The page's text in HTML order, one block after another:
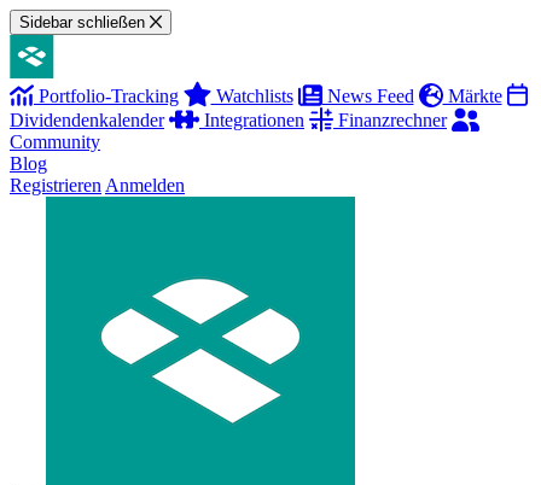
Sidebar schließen
Portfolio-Tracking Watchlists News Feed
Märkte
Dividendenkalender
Integrationen
Finanzrechner
Community
Blog
Registrieren Anmelden